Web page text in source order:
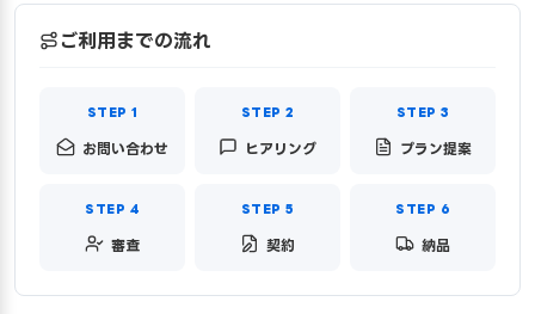
ご利用までの流れ
お問い合わせ ヒアリング プラン提案
審査 契約 納品